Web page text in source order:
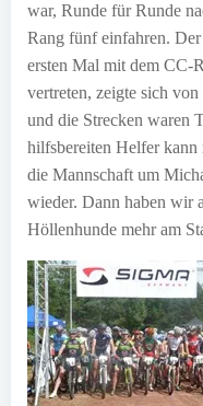
war, Runde für Runde
Rang fünf einfahren.
ersten Mal mit dem CC-
vertreten, zeigte sich
und die Strecken waren
hilfsbereiten Helfer kann
die Mannschaft um
wieder. Dann haben wir
Höllenhunde mehr am